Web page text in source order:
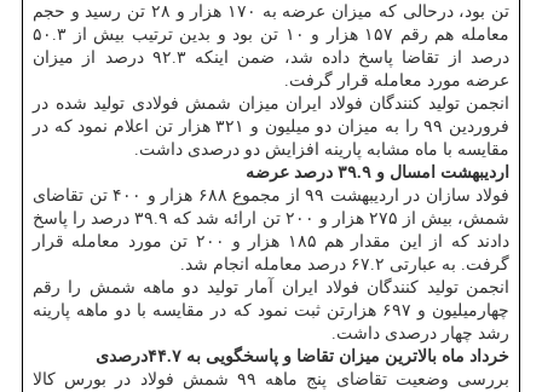
تن بود، درحالی که میزان عرضه به ۱۷۰ هزار و ۲۸ تن رسید و حجم
معامله هم رقم ۱۵۷ هزار و ۱۰ تن بود و بدین ترتیب بیش از ۵۰.۳
درصد از تقاضا پاسخ داده شد، ضمن اینکه ۹۲.۳ درصد از میزان
عرضه مورد معامله قرار گرفت.
انجمن تولید کنندگان فولاد ایران میزان شمش فولادی تولید شده در
فروردین ۹۹ را به میزان دو میلیون و ۳۲۱ هزار تن اعلام نمود که در
مقایسه با ماه مشابه پارینه افزایش دو درصدی داشت.
اردیبهشت امسال و ۳۹.۹ درصد عرضه
فولاد سازان در اردیبهشت ۹۹ از مجموع ۶۸۸ هزار و ۴۰۰ تن تقاضای
شمش، بیش از ۲۷۵ هزار و ۲۰۰ تن ارائه شد که ۳۹.۹ درصد را پاسخ
دادند که از این مقدار هم ۱۸۵ هزار و ۲۰۰ تن مورد معامله قرار
گرفت. به عبارتی ۶۷.۲ درصد معامله انجام شد.
انجمن تولید کنندگان فولاد ایران آمار تولید دو ماهه شمش را رقم
چهارمیلیون و ۶۹۷ هزارتن ثبت نمود که در مقایسه با دو ماهه پارینه
رشد چهار درصدی داشت.
خرداد ماه بالاترین میزان تقاضا و پاسخگویی به ۴۴.۷درصدی
بررسی وضعیت تقاضای پنج ماهه ۹۹ شمش فولاد در بورس کالا